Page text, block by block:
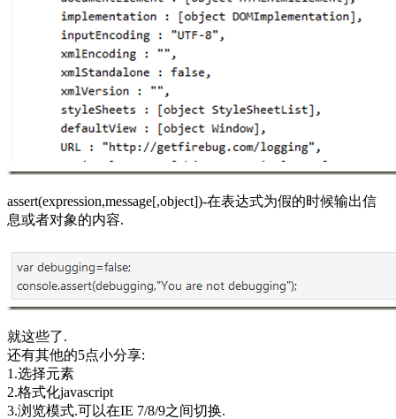
assert(expression,message[,object])-在表达式为假的时候输出信
息或者对象的内容.
就这些了.
还有其他的5点小分享:
1.选择元素
2.格式化javascript
3.浏览模式.可以在IE 7/8/9之间切换.